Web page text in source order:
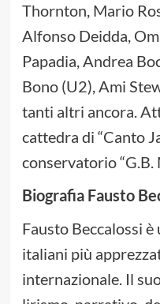
Thornton, Mario
Alfonso Deidda,
Papadia, Andrea
Bono (U2), Ami
tanti altri ancora.
cattedra di “Canto
conservatorio
Biografia Fausto
Fausto Beccalossi
italiani più
internazionale. Il